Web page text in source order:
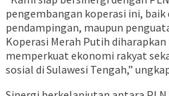
pengembangan koperasi ini, baik
pendampingan, maupun
Koperasi Merah Putih
memperkuat ekonomi rakyat
sosial di Sulawesi Tengah,”